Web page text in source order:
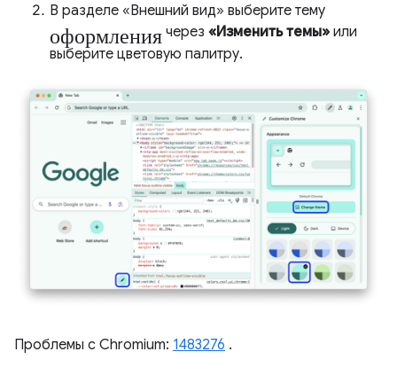
В разделе «Внешний вид» выберите тему
оформления через «Изменить темы» или
выберите цветовую палитру.
Проблемы с Chromium: 1483276 .